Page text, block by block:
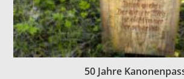
50 Jahre